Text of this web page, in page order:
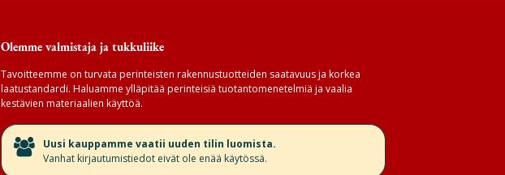
Olemme valmistaja ja tukkuliike
Tavoitteemme on turvata perinteisten rakennustuotteiden saatavuus ja korkea
laatustandardi. Haluamme ylläpitää perinteisiä tuotantomenetelmiä ja vaalia
kestävien materiaalien käyttöä.
​Uusi kauppamme vaatii uuden tilin luomista.
Vanhat kirjautumistiedot eivät ole enää käytössä.